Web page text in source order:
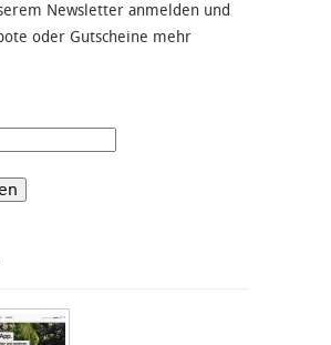
Newsletter anmelden und
oder Gutscheine mehr